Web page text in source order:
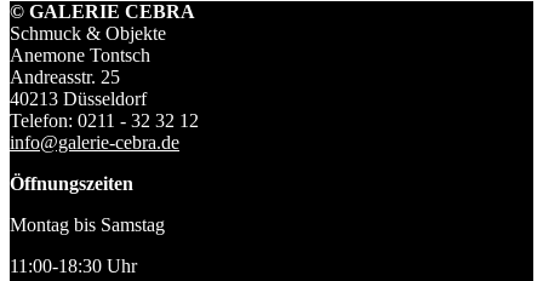
© GALERIE CEBRA
Schmuck & Objekte
Anemone Tontsch
Andreasstr. 25
40213 Düsseldorf
Telefon: 0211 - 32 32 12
info@galerie-cebra.de
Öffnungszeiten
Montag bis Samstag
11:00-18:30 Uhr